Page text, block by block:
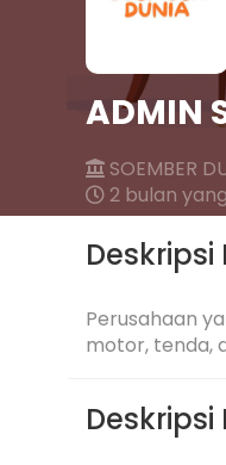
ADMIN
SOEMBER
2 bulan
Perusahaan
motor, tenda,